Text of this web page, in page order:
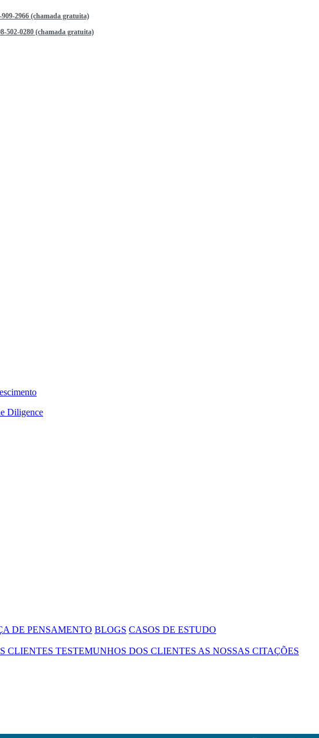
909-2966 (chamada gratuita)
502-0280 (chamada gratuita)
Diligence
DE PENSAMENTO BLOGS CASOS DE ESTUDO
CLIENTES TESTEMUNHOS DOS CLIENTES AS NOSSAS CITAÇÕES